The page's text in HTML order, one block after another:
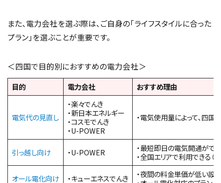
また、電力会社を選ぶ際は、ご自身の「ライフスタイルに合った
プラン」を選ぶことが重要です。
＜四国で目的別におすすめの電力会社＞
目的 電力会社 おすすめ理由
電気代の見直し
・楽々でんき
・新日本エネルギー
・コスモでんき
・U-POWER
・電気使用量によって、四
引っ越し向け ・U-POWER
・最短即日の電気開通がで
・全国エリアで利用できる（
オール電化向け ・キューエネスでんき
・夜間の料金単価が低い設